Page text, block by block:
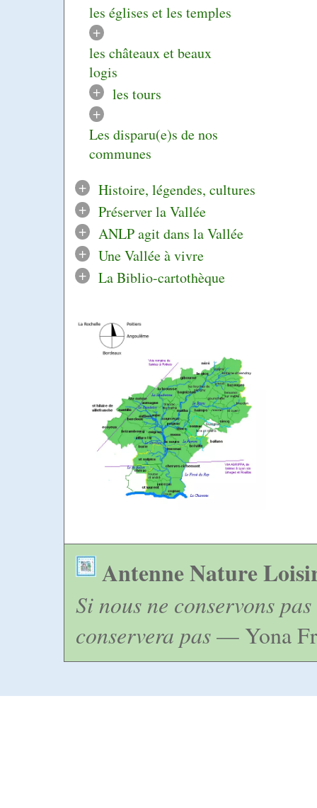
les églises et les temples
+
les châteaux et beaux
logis
+
les tours
+
Les disparu(e)s de nos
communes
+
Histoire, légendes, cultures
+
Préserver la Vallée
+
ANLP agit dans la Vallée
+
Une Vallée à vivre
+
La Biblio-cartothèque
Antenne Nature
Si nous ne conservons
conservera pas— Yona